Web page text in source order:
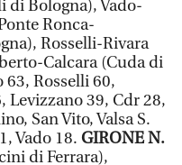
di Bologna), Vado-
Ronca-
Rosselli-Rivara
Calcara (Cuda di
63, Rosselli 60,
Levizzano 39, Cdr 28,
San Vito, Valsa S.
Vado 18. GIRONE N.
di Ferrara),